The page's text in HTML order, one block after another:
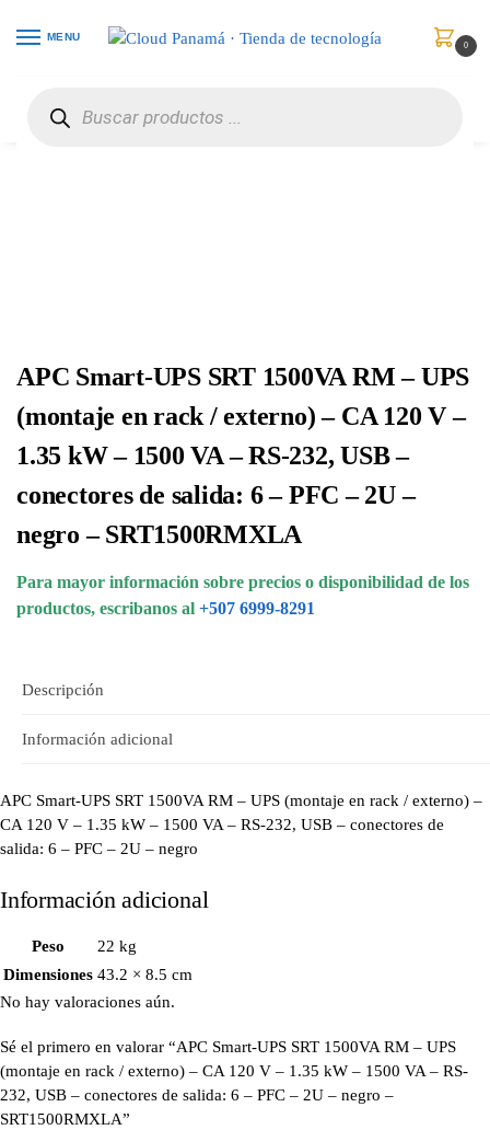
MENU
0
APC Smart-UPS SRT 1500VA RM – UPS
(montaje en rack / externo) – CA 120 V –
1.35 kW – 1500 VA – RS-232, USB –
conectores de salida: 6 – PFC – 2U –
negro – SRT1500RMXLA
Para mayor información sobre precios o disponibilidad de los
productos, escribanos al +507 6999-8291
Descripción
Información adicional
APC Smart-UPS SRT 1500VA RM – UPS (montaje en rack / externo) –
CA 120 V – 1.35 kW – 1500 VA – RS-232, USB – conectores de
salida: 6 – PFC – 2U – negro
Información adicional
Peso
22 kg
Dimensiones 43.2 × 8.5 cm
No hay valoraciones aún.
Sé el primero en valorar “APC Smart-UPS SRT 1500VA RM – UPS
(montaje en rack / externo) – CA 120 V – 1.35 kW – 1500 VA – RS-
232, USB – conectores de salida: 6 – PFC – 2U – negro –
SRT1500RMXLA”